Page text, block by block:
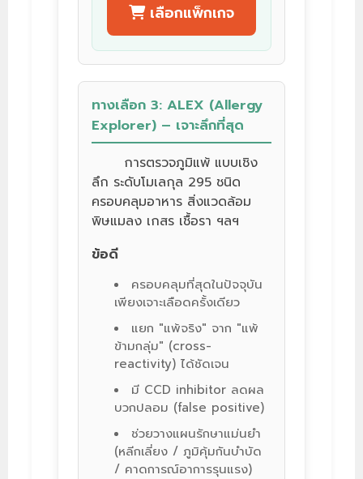
เลือกแพ็กเกจ
ทางเลือก 3: ALEX (Allergy
Explorer) – เจาะลึกที่สุด
การตรวจภูมิแพ้ แบบเชิง
ลึก ระดับโมเลกุล 295 ชนิด
ครอบคลุมอาหาร สิ่งแวดล้อม
พิษแมลง เกสร เชื้อรา ฯลฯ
ข้อดี
ครอบคลุมที่สุดในปัจจุบัน
เพียงเจาะเลือดครั้งเดียว
แยก "แพ้จริง" จาก "แพ้
ข้ามกลุ่ม" (cross-
reactivity) ได้ชัดเจน
มี CCD inhibitor ลดผล
บวกปลอม (false positive)
ช่วยวางแผนรักษาแม่นยำ
(หลีกเลี่ยง / ภูมิคุ้มกันบำบัด
/ คาดการณ์อาการรุนแรง)